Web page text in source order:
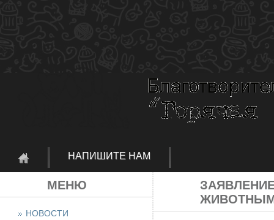
НАПИШИТЕ НАМ
МЕНЮ
НОВОСТИ